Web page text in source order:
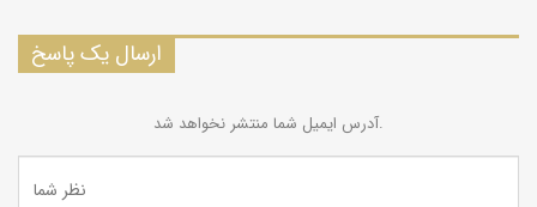
ارسال یک پاسخ
آدرس ایمیل شما منتشر نخواهد شد.